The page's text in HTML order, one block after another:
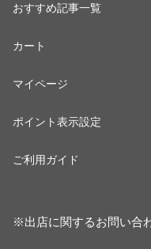
おすすめ記事一覧
カート
マイページ
ポイント表示設定
ご利用ガイド
※出店に関するお問い合